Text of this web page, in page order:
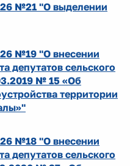
№21 "О выделении
№19 "О внесении
депутатов сельского
№ 15 «Об
территории
№18 "О внесении
депутатов сельского